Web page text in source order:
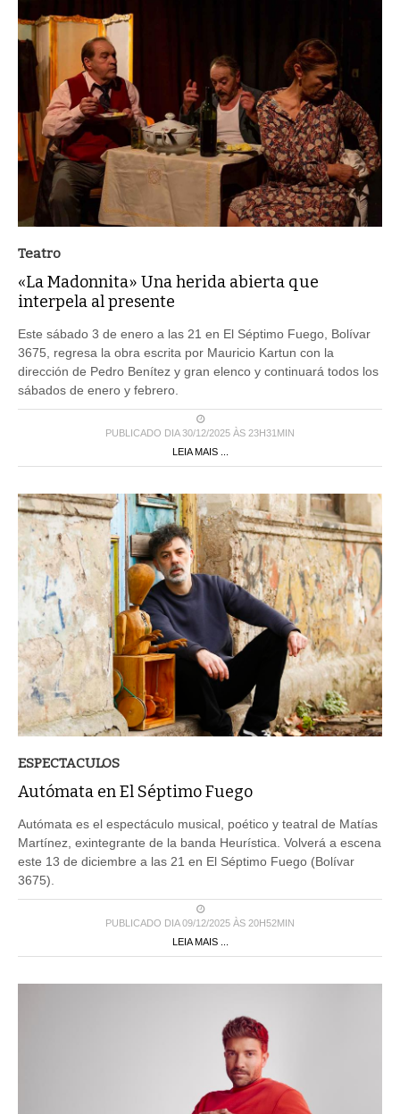
Teatro
«La Madonnita» Una herida abierta que
interpela al presente
Este sábado 3 de enero a las 21 en El Séptimo Fuego, Bolívar
3675, regresa la obra escrita por Mauricio Kartun con la
dirección de Pedro Benítez y gran elenco y continuará todos los
sábados de enero y febrero.
PUBLICADO DIA 30/12/2025 ÀS 23H31MIN
LEIA MAIS ...
ESPECTACULOS
Autómata en El Séptimo Fuego
Autómata es el espectáculo musical, poético y teatral de Matías
Martínez, exintegrante de la banda Heurística. Volverá a escena
este 13 de diciembre a las 21 en El Séptimo Fuego (Bolívar
3675).
PUBLICADO DIA 09/12/2025 ÀS 20H52MIN
LEIA MAIS ...